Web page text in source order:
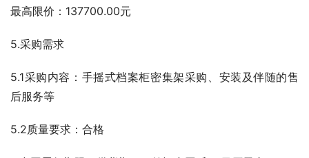
最高限价：137700.00元
5.采购需求
5.1采购内容：手摇式档案柜密集架采购、安装及伴随的售
后服务等
5.2质量要求：合格